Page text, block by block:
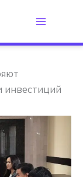
инвестиций